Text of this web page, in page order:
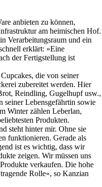
anbieten zu können,
am heimischen Hof.
Verarbeitungsraum und ein
erklärt: »Eine
der Fertigstellung ist
die von seiner
zubereitet werden. Hier
Reindling, Gugelhupf usw.,
seiner Lebensgefährtin sowie
Winter zählen Leberlan,
Produkten.
steht hinter mir. Ohne sie
funktionieren. Gerade als
ist es wichtig, dass wir
zeigen. Wir müssen uns
verkaufen. Die hohe
Rolle«, so Kanzian